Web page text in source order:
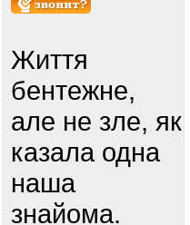
Життя
бентежне,
але не зле, як
казала одна
наша
знайома.